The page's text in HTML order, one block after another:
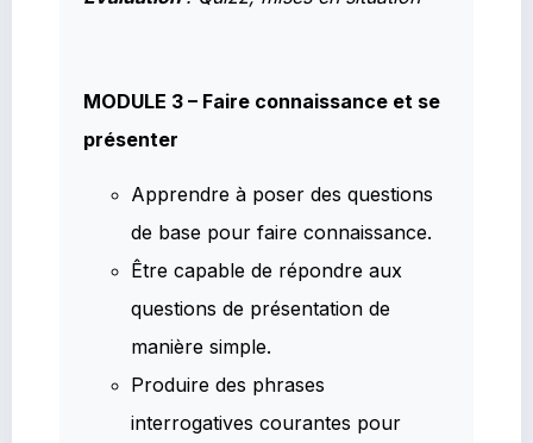
MODULE 3 – Faire connaissance et se
présenter
Apprendre à poser des questions
de base pour faire connaissance.
Être capable de répondre aux
questions de présentation de
manière simple.
Produire des phrases
interrogatives courantes pour